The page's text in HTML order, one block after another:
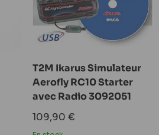
T2M Ikarus Simulateur
Aerofly RC10 Starter
avec Radio 3092051
Prix
réduit
109,90 €